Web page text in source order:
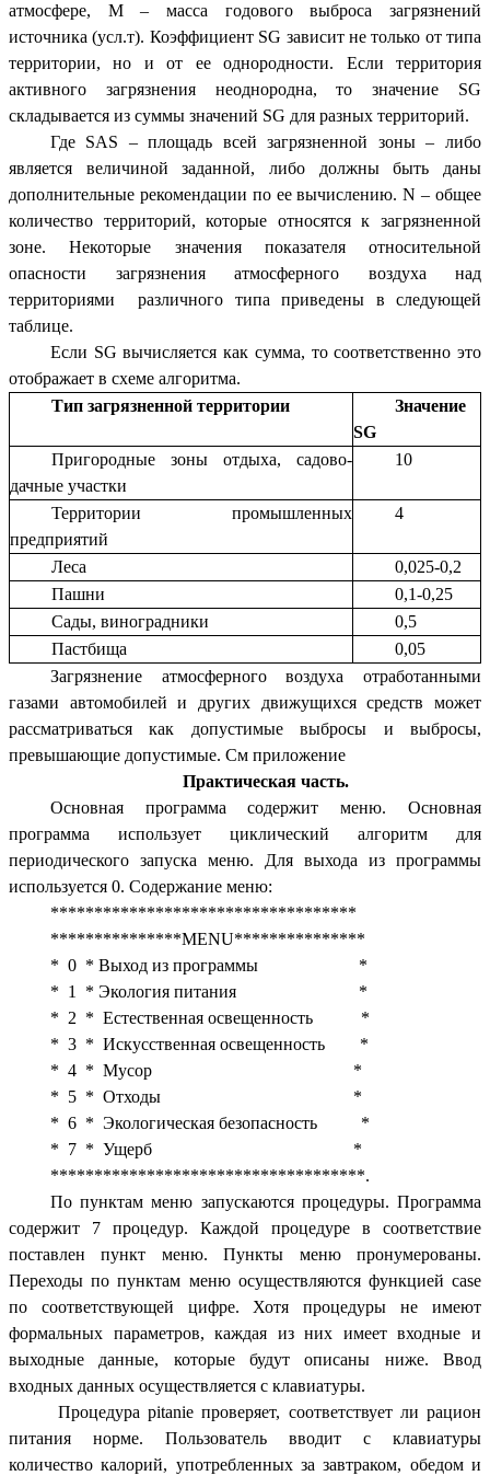
атмосфере, М – масса годового выброса загрязнений
источника (усл.т). Коэффициент SG зависит не только от типа
территории, но и от ее однородности. Если территория
активного загрязнения неоднородна, то значение SG
складывается из суммы значений SG для разных территорий.
Где SAS – площадь всей загрязненной зоны – либо
является величиной заданной, либо должны быть даны
дополнительные рекомендации по ее вычислению. N – общее
количество территорий, которые относятся к загрязненной
зоне. Некоторые значения показателя относительной
опасности загрязнения атмосферного воздуха над
территориями различного типа приведены в следующей
таблице.
Если SG вычисляется как сумма, то соответственно это
отображает в схеме алгоритма.
Тип загрязненной территории
Значение
SG
Пригородные зоны отдыха, садово-
дачные участки
10
Территории промышленных
предприятий
4
Леса
0,025-0,2
Пашни
0,1-0,25
Сады, виноградники
0,5
Пастбища
0,05
Загрязнение атмосферного воздуха отработанными
газами автомобилей и других движущихся средств может
рассматриваться как допустимые выбросы и выбросы,
превышающие допустимые. См приложение
Практическая часть.
Основная программа содержит меню. Основная
программа использует циклический алгоритм для
периодического запуска меню. Для выхода из программы
используется 0. Содержание меню:
***********************************
***************MENU***************
* 0 * Выход из программы *
* 1 * Экология питания *
* 2 * Естественная освещенность *
* 3 * Искусственная освещенность *
* 4 * Мусор *
* 5 * Отходы *
* 6 * Экологическая безопасность *
* 7 * Ущерб *
************************************.
По пунктам меню запускаются процедуры. Программа
содержит 7 процедур. Каждой процедуре в соответствие
поставлен пункт меню. Пункты меню пронумерованы.
Переходы по пунктам меню осуществляются функцией case
по соответствующей цифре. Хотя процедуры не имеют
формальных параметров, каждая из них имеет входные и
выходные данные, которые будут описаны ниже. Ввод
входных данных осуществляется с клавиатуры.
Процедура pitanie проверяет, соответствует ли рацион
питания норме. Пользователь вводит с клавиатуры
количество калорий, употребленных за завтраком, обедом и